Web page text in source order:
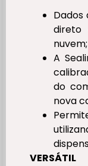
Dados
direto
nuvem;
A
do
nova
VERSÁTIL